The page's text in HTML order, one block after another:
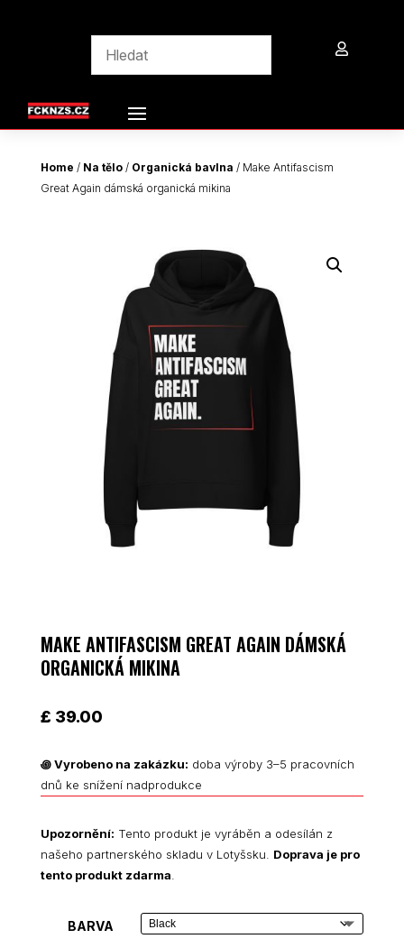

Home / Na tělo/ Organická bavlna / Make Antifascism
Great Again dámská organická mikina
MAKE ANTIFASCISM GREAT AGAIN DÁMSKÁ
ORGANICKÁ MIKINA
£ 39.00
꩜Vyrobeno na zakázku: doba výroby 3–5 pracovních
dnů ke snížení nadprodukce
Upozornění: Tento produkt je vyráběn a odesílán z
našeho partnerského skladu v Lotyšsku. Doprava je pro
tento produkt zdarma
BARVA